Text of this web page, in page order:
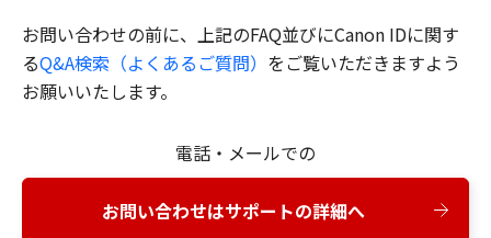
お問い合わせの前に、上記のFAQ並びにCanon IDに関す
るQ&A検索（よくあるご質問） をご覧いただきますよう
お願いいたします。
電話・メールでの
お問い合わせはサポートの詳細へ